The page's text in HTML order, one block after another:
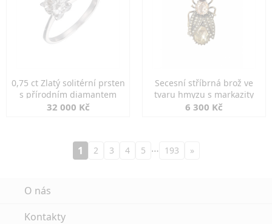
0,75 ct Zlatý solitérní prsten
s přírodním diamantem
32 000 Kč
Secesní stříbrná brož ve
tvaru hmyzu s markazity
6 300 Kč
1 2 3 4 5 … 193 »
O nás
Kontakty